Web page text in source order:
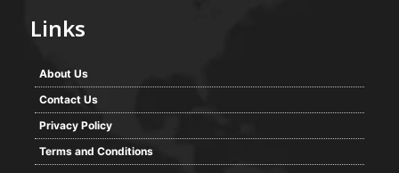
Links
About Us
Contact Us
Privacy Policy
Terms and Conditions